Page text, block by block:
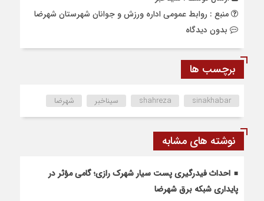
منبع : روابط عمومی اداره ورزش و جوانان شهرستان شهرضا
بدون دیدگاه
برچسب ها
shahreza sinakhabar سیناخبر شهرضا
نوشته های مشابه
احداث فیدرگیری پست سیار شهرک رازی؛ گامی مؤثر در
پایداری شبکه برق شهرضا